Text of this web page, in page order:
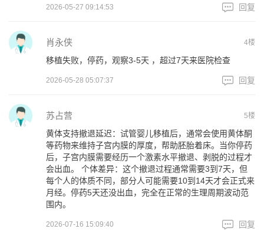
2026-05-27 09:14:53 回复
肖永侠 4楼
移植失败，停药，观察3-5天 ，超过7天来医院检查
2026-05-28 05:07:37 回复
苏占营 5楼
黄体支持撤退延迟：试管婴儿移植后，通常会使用黄体酮
等药物来维持子宫内膜的厚度，帮助胚胎着床。当你停药
后，子宫内膜需要经历一个激素水平撤退、剥脱的过程才
会出血。 个体差异：这个撤退过程通常需要3到7天，但
每个人的体质不同，部分人可能需要10到14天才会正式来
月经。停药5天还没出血，完全在正常的生理周期波动范
围内。
2026-07-16 15:09:40 回复